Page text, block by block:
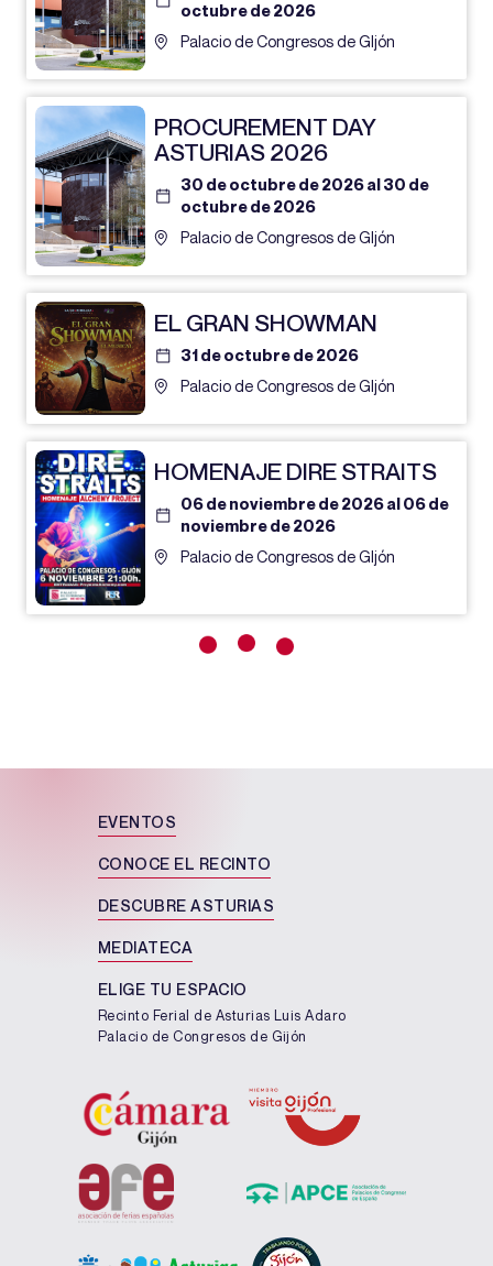
octubre de 2026
Palacio de Congresos de GIjón
PROCUREMENT DAY
ASTURIAS 2026
30 de octubre de 2026 al 30 de
octubre de 2026
Palacio de Congresos de GIjón
EL GRAN SHOWMAN
31 de octubre de 2026
Palacio de Congresos de GIjón
HOMENAJE DIRE STRAITS
06 de noviembre de 2026 al 06 de
noviembre de 2026
Palacio de Congresos de GIjón
EVENTOS
CONOCE EL RECINTO
DESCUBRE ASTURIAS
MEDIATECA
ELIGE TU ESPACIO
Recinto Ferial de Asturias Luis Adaro
Palacio de Congresos de Gijón